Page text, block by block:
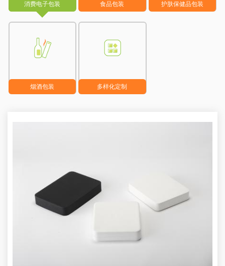
消费电子包装 食品包装 护肤保健品包装
烟酒包装 多样化定制